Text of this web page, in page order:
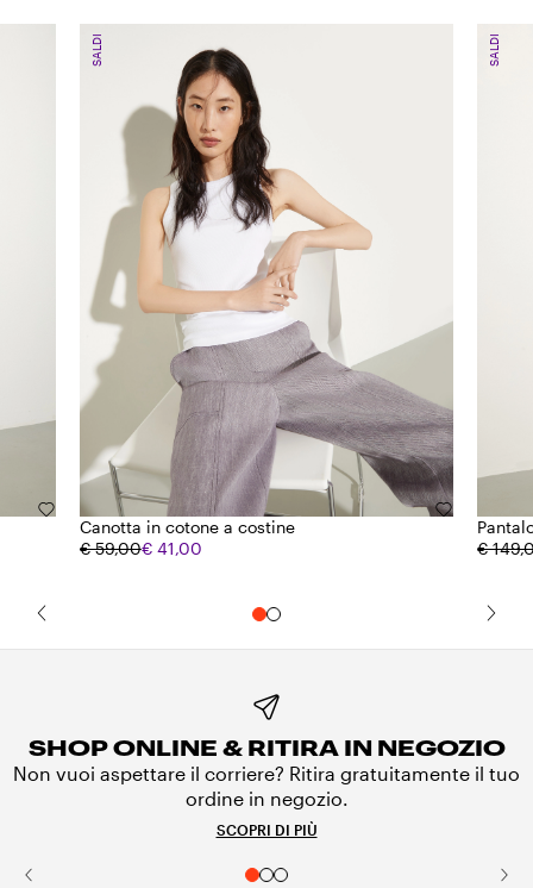
Canotta in cotone a costine
€ 59,00€ 41,00
SALDI
€
SALDI
SHOP ONLINE & RITIRA IN NEGOZIO
Non vuoi aspettare il corriere? Ritira gratuitamente il tuo
ordine in negozio.
SCOPRI DI PIÙ